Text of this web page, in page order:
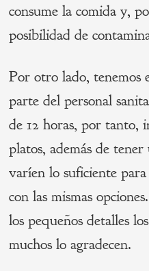
consume la comida y,
posibilidad de
Por otro lado, tenemos
parte del personal
de 12 horas, por tanto,
platos, además de
varíen lo suficiente
con las mismas
los pequeños detalles
muchos lo agradecen.